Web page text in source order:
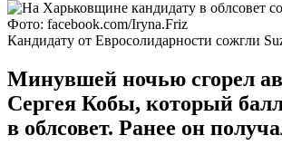
Фото: facebook.com/Iryna.Friz
Кандидату от Евросолидарности сожгли
Минувшей ночью сгорел
Сергея Кобы, который
в облсовет. Ранее он